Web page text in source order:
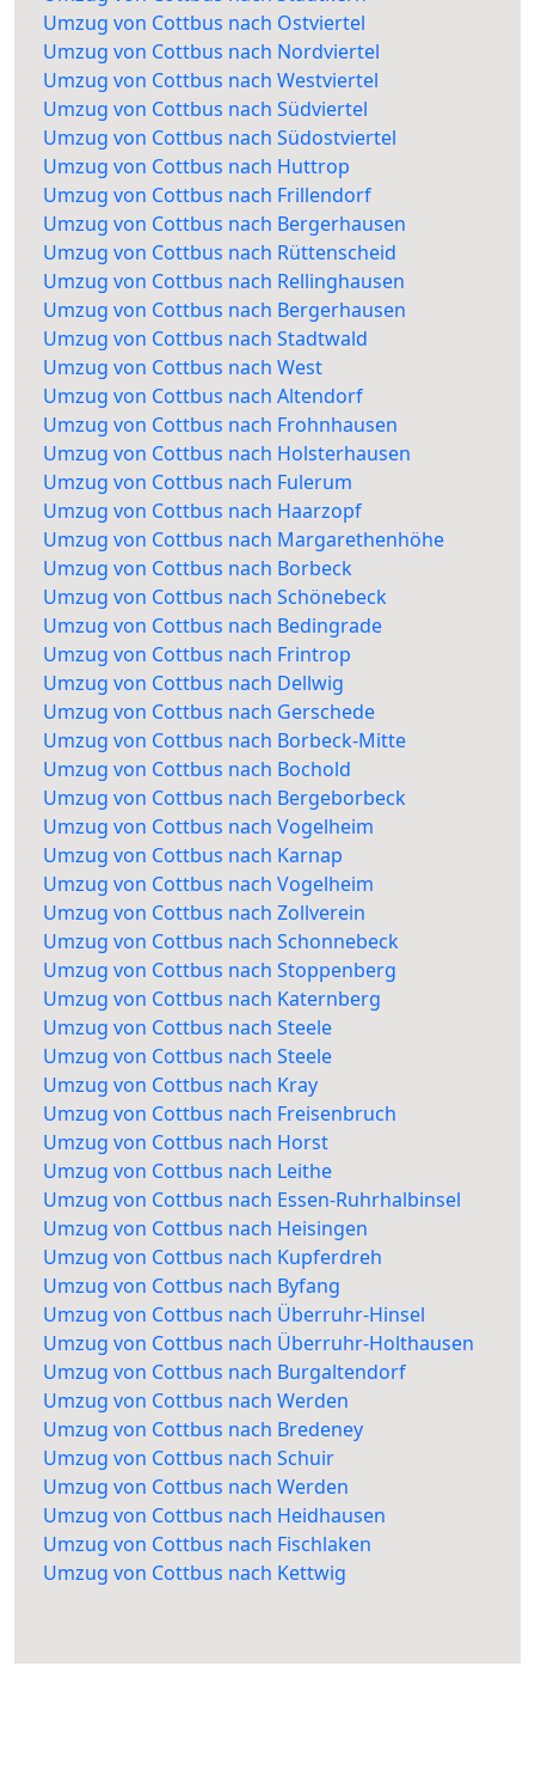
Umzug von Cottbus nach Ostviertel
Umzug von Cottbus nach Nordviertel
Umzug von Cottbus nach Westviertel
Umzug von Cottbus nach Südviertel
Umzug von Cottbus nach Südostviertel
Umzug von Cottbus nach Huttrop
Umzug von Cottbus nach Frillendorf
Umzug von Cottbus nach Bergerhausen
Umzug von Cottbus nach Rüttenscheid
Umzug von Cottbus nach Rellinghausen
Umzug von Cottbus nach Bergerhausen
Umzug von Cottbus nach Stadtwald
Umzug von Cottbus nach West
Umzug von Cottbus nach Altendorf
Umzug von Cottbus nach Frohnhausen
Umzug von Cottbus nach Holsterhausen
Umzug von Cottbus nach Fulerum
Umzug von Cottbus nach Haarzopf
Umzug von Cottbus nach Margarethenhöhe
Umzug von Cottbus nach Borbeck
Umzug von Cottbus nach Schönebeck
Umzug von Cottbus nach Bedingrade
Umzug von Cottbus nach Frintrop
Umzug von Cottbus nach Dellwig
Umzug von Cottbus nach Gerschede
Umzug von Cottbus nach Borbeck-Mitte
Umzug von Cottbus nach Bochold
Umzug von Cottbus nach Bergeborbeck
Umzug von Cottbus nach Vogelheim
Umzug von Cottbus nach Karnap
Umzug von Cottbus nach Vogelheim
Umzug von Cottbus nach Zollverein
Umzug von Cottbus nach Schonnebeck
Umzug von Cottbus nach Stoppenberg
Umzug von Cottbus nach Katernberg
Umzug von Cottbus nach Steele
Umzug von Cottbus nach Steele
Umzug von Cottbus nach Kray
Umzug von Cottbus nach Freisenbruch
Umzug von Cottbus nach Horst
Umzug von Cottbus nach Leithe
Umzug von Cottbus nach Essen-Ruhrhalbinsel
Umzug von Cottbus nach Heisingen
Umzug von Cottbus nach Kupferdreh
Umzug von Cottbus nach Byfang
Umzug von Cottbus nach Überruhr-Hinsel
Umzug von Cottbus nach Überruhr-Holthausen
Umzug von Cottbus nach Burgaltendorf
Umzug von Cottbus nach Werden
Umzug von Cottbus nach Bredeney
Umzug von Cottbus nach Schuir
Umzug von Cottbus nach Werden
Umzug von Cottbus nach Heidhausen
Umzug von Cottbus nach Fischlaken
Umzug von Cottbus nach Kettwig